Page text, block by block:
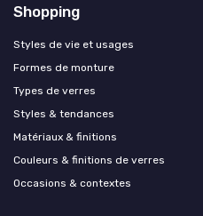
Shopping
Styles de vie et usages
Formes de monture
Types de verres
Styles & tendances
Matériaux & finitions
Couleurs & finitions de verres
Occasions & contextes